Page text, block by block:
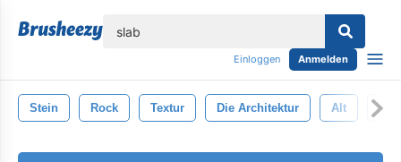
Einloggen Anmelden
Stein Rock Textur Die Architektur Alt